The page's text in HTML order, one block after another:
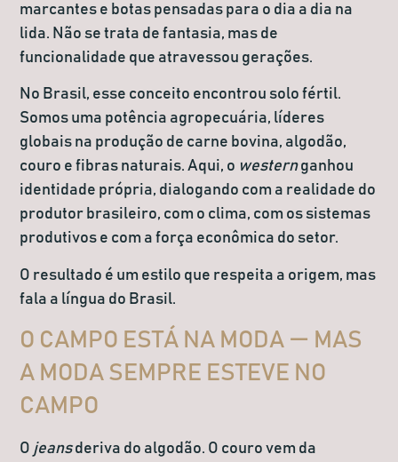
marcantes e botas pensadas para o dia a dia na
lida. Não se trata de fantasia, mas de
funcionalidade que atravessou gerações.
No Brasil, esse conceito encontrou solo fértil.
Somos uma potência agropecuária, líderes
globais na produção de carne bovina, algodão,
couro e fibras naturais. Aqui, o westernganhou
identidade própria, dialogando com a realidade do
produtor brasileiro, com o clima, com os sistemas
produtivos e com a força econômica do setor.
O resultado é um estilo que respeita a origem, mas
fala a língua do Brasil.
O CAMPO ESTÁ NA MODA — MAS
A MODA SEMPRE ESTEVE NO
CAMPO
O jeansderiva do algodão. O couro vem da